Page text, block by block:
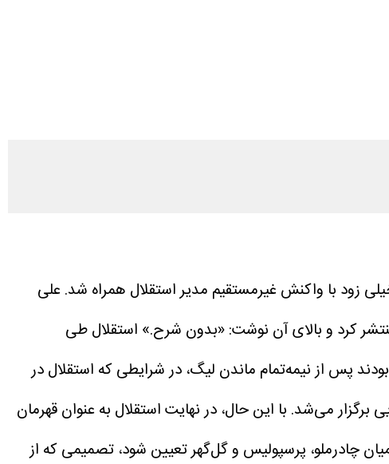
زود با واکنش غیرمستقیم مدیر استقلال همراه شد. علی
کرد و بالای آن نوشت: «بدون شرح.» استقلال طی
پس از نیمه‌تمام ماندن لیگ، در شرایطی که استقلال در
برگزار می‌شد. با این حال، در نهایت استقلال به عنوان قهرمان
چادرملو، پرسپولیس و گل‌گهر تعیین شود، تصمیمی که از